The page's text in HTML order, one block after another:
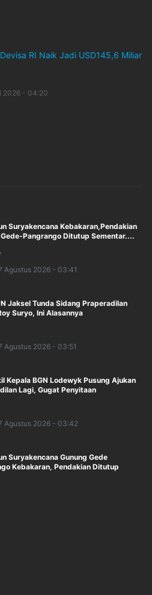
RI Naik Jadi USD145,6 Miliar
2026 - 04:20
Suryakencana Kebakaran,Pendakian
Pangrango Ditutup Sementar....
Agustus 2026 - 03:41
Jaksel Tunda Sidang Praperadilan
Suryo, Ini Alasannya
Agustus 2026 - 03:51
Kepala BGN Lodewyk Pusung Ajukan
Lagi, Gugat Penyitaan
Agustus 2026 - 03:42
Suryakencana Gunung Gede
Kebakaran, Pendakian Ditutup